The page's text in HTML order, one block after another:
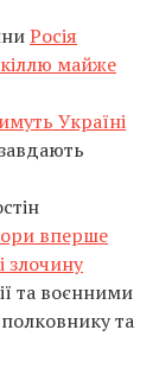
Росія
майже
Україні
вперше
злочину
та воєнними
та